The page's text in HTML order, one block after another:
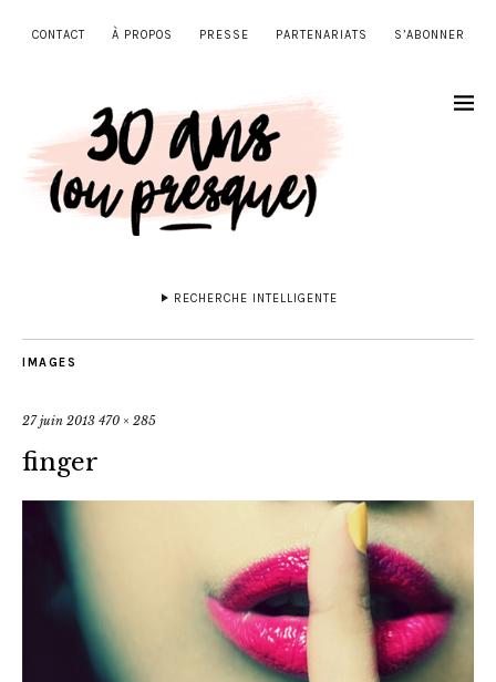
CONTACT À PROPOS PRESSE PARTENARIATS S’ABONNER
RECHERCHE INTELLIGENTE
IMAGES
27 juin 2013 470 × 285
finger